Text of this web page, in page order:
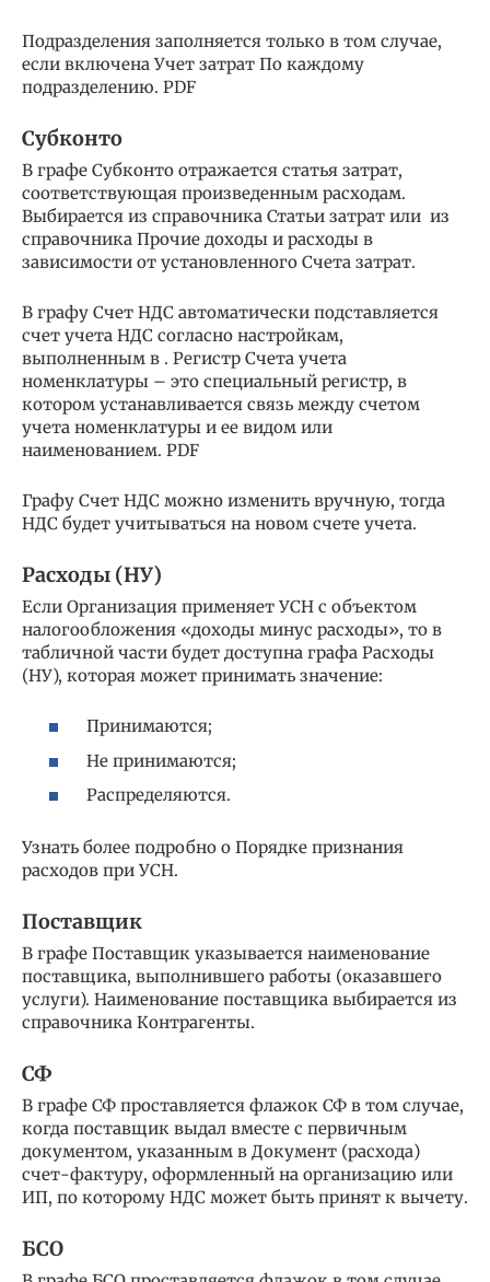
Подразделения заполняется только в том случае,
если включена Учет затрат По каждому
подразделению. PDF
Субконто
В графе Субконто отражается статья затрат,
соответствующая произведенным расходам.
Выбирается из справочника Статьи затрат или из
справочника Прочие доходы и расходы в
зависимости от установленного Счета затрат.
В графу Счет НДС автоматически подставляется
счет учета НДС согласно настройкам,
выполненным в . Регистр Счета учета
номенклатуры – это специальный регистр, в
котором устанавливается связь между счетом
учета номенклатуры и ее видом или
наименованием. PDF
Графу Счет НДС можно изменить вручную, тогда
НДС будет учитываться на новом счете учета.
Расходы (НУ)
Если Организация применяет УСН с объектом
налогообложения «доходы минус расходы», то в
табличной части будет доступна графа Расходы
(НУ), которая может принимать значение:
Принимаются;
Не принимаются;
Распределяются.
Узнать более подробно о Порядке признания
расходов при УСН.
Поставщик
В графе Поставщик указывается наименование
поставщика, выполнившего работы (оказавшего
услуги). Наименование поставщика выбирается из
справочника Контрагенты.
СФ
В графе СФ проставляется флажок СФ в том случае,
когда поставщик выдал вместе с первичным
документом, указанным в Документ (расхода)
счет-фактуру, оформленный на организацию или
ИП, по которому НДС может быть принят к вычету.
БСО